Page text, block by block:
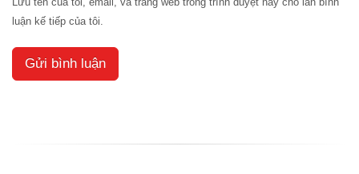
luận kế tiếp của tôi.